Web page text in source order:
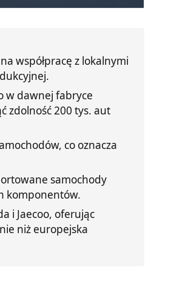
współpracę z lokalnymi
w dawnej fabryce
zdolność 200 tys. aut
co oznacza
samochody
komponentów.
i Jaecoo, oferując
niż europejska